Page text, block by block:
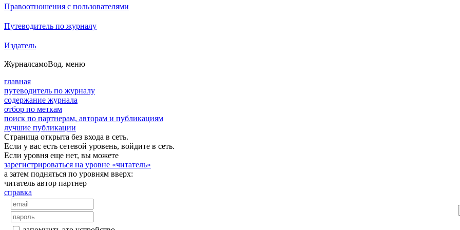
Правоотношения с пользователями
Путеводитель по журналу
Издатель
ЖурналсамоВод. меню
главная
путеводитель по журналу
содержание журнала
отбор по меткам
поиск по партнерам, авторам и публикациям
лучшие публикации
Страница открыта без входа в сеть.
Если у вас есть сетевой уровень, войдите в сеть.
Если уровня еще нет, вы можете
зарегистрироваться на уровне «читатель»
а затем подняться по уровням вверх:
читатель автор партнер
справка